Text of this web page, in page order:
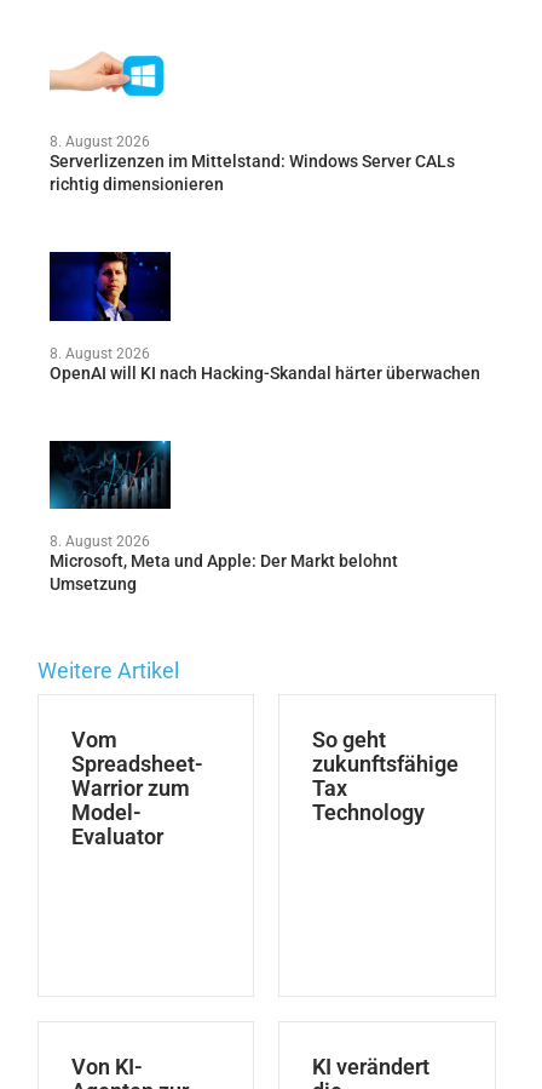
8. August 2026
Serverlizenzen im Mittelstand: Windows Server CALs
richtig dimensionieren
8. August 2026
OpenAI will KI nach Hacking-Skandal härter überwachen
8. August 2026
Microsoft, Meta und Apple: Der Markt belohnt
Umsetzung
Weitere Artikel
Vom
Spreadsheet-
Warrior zum
Model-
Evaluator
So geht
zukunftsfähige
Tax
Technology
Von KI-
KI verändert